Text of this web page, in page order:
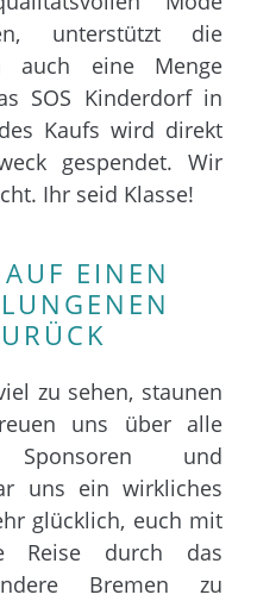
unterstützt die
auch eine Menge
SOS Kinderdorf in
Kaufs wird direkt
gespendet. Wir
Ihr seid Klasse!
EINEN
zu sehen, staunen
uns über alle
Sponsoren und
uns ein wirkliches
glücklich, euch mit
Reise durch das
Bremen zu